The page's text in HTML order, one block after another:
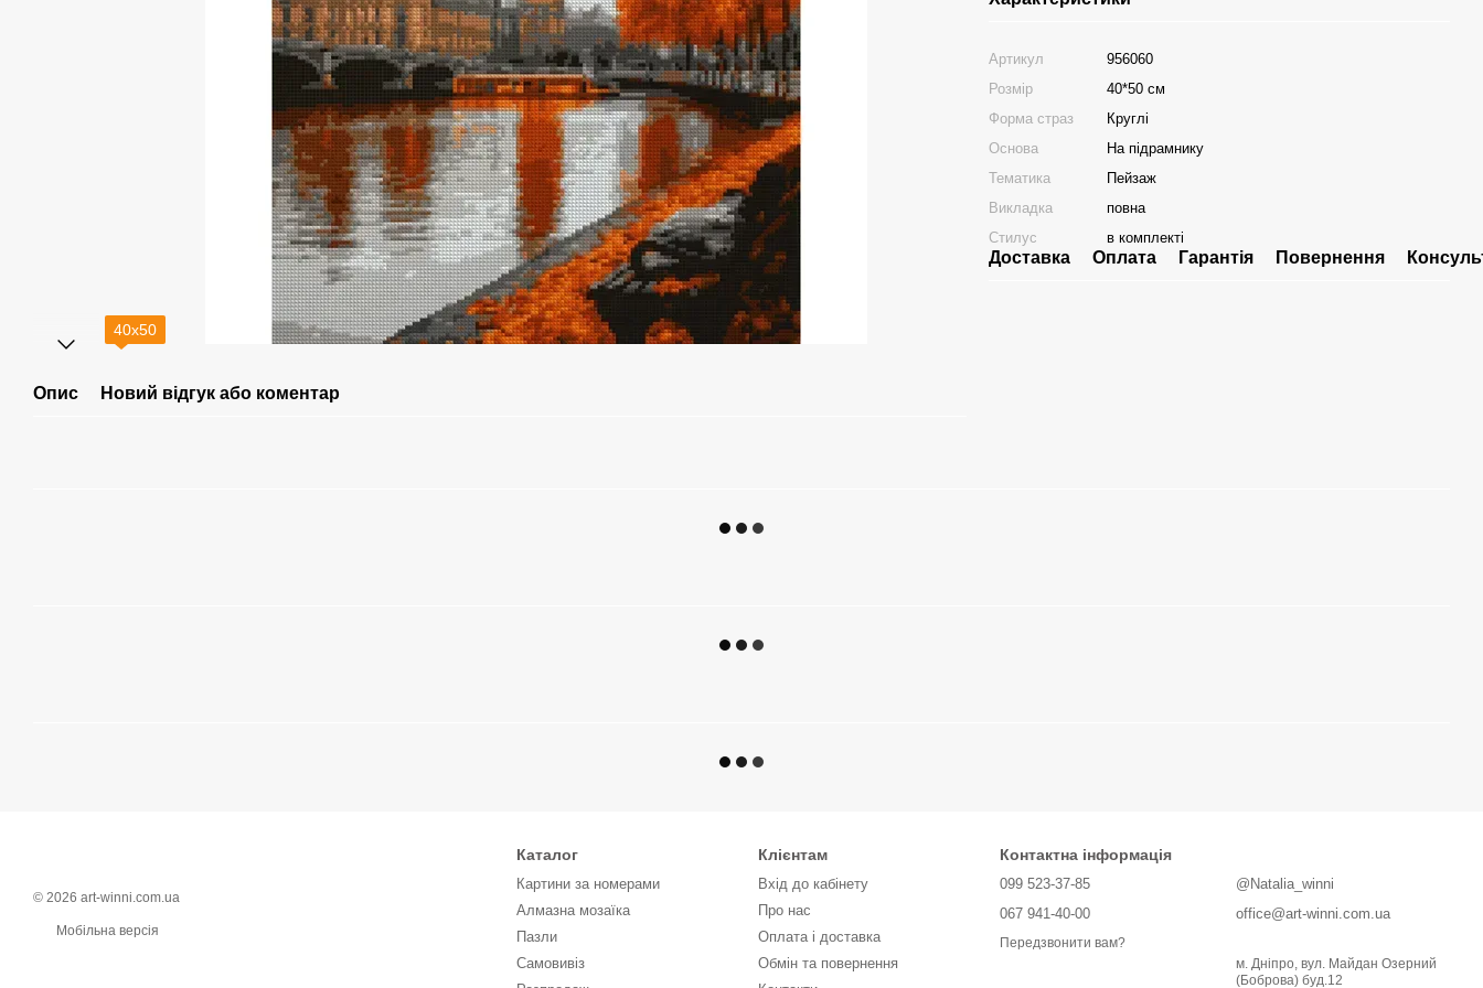
40х50
Опис Новий відгук або коментар
Артикул
956060
Розмір
40*50 см
Форма страз
Круглі
Основа
На підрамнику
Тематика
Пейзаж
Викладка
повна
Стилус
в комплекті
Доставка Оплата Гарантія Повернення
© 2026 art-winni.com.ua
Мобільна версія
Каталог
Картини за номерами
Алмазна мозаїка
Пазли
Самовивіз
Клієнтам
Вхід до кабінету
Про нас
Оплата і доставка
Обмін та повернення
Контактна інформація
099 523-37-85
067 941-40-00
Передзвонити вам?
@Natalia_winni
office@art-winni.com.ua
м. Дніпро, вул. Майдан Озерний
(Боброва) буд.12